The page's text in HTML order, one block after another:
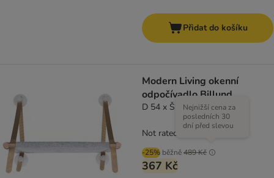
Přidat do košíku
Modern Living okenní
odpočívadlo Billund
D 54 x Š 31,5 x V 42 cm
-25% běžně489 Kč
Nejnižší cena za
posledních 30
dní před slevou
367 Kč
Not rated